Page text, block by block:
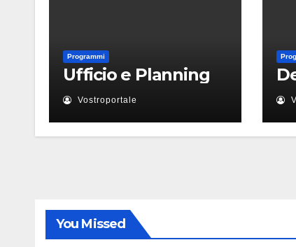
Programmi
Ufficio e Planning
Vostroportale
You Missed